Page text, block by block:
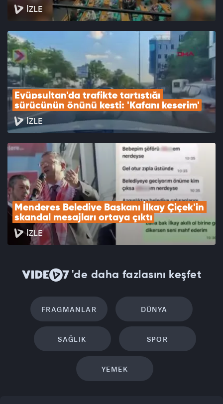
İZLE
Eyüpsultan'da trafikte tartıştığı
sürücünün önünü kesti: 'Kafanı keserim'
İZLE
Menderes Belediye Başkanı İlkay Çiçek'in
skandal mesajları ortaya çıktı
İZLE
'de daha fazlasını keşfet
FRAGMANLAR DÜNYA
SAĞLIK SPOR
YEMEK